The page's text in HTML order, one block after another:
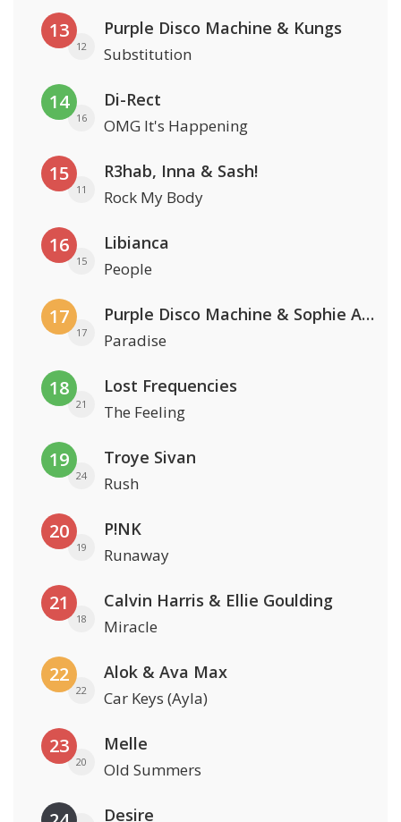
13
12
Purple Disco Machine & Kungs
Substitution
14
16
Di-Rect
OMG It's Happening
15
11
R3hab, Inna & Sash!
Rock My Body
16
15
Libianca
People
17
17
Purple Disco Machine & Sophie And The Giants
Paradise
18
21
Lost Frequencies
The Feeling
19
24
Troye Sivan
Rush
20
19
P!NK
Runaway
21
18
Calvin Harris & Ellie Goulding
Miracle
22
22
Alok & Ava Max
Car Keys (Ayla)
23
20
Melle
Old Summers
Desire